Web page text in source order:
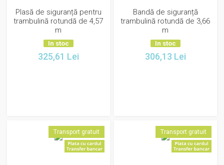
Plasă de siguranță pentru
trambulină rotundă de 4,57
m
In stoc
325,61 Lei
Bandă de siguranță
trambulină rotundă de 3,66
m
In stoc
306,13 Lei
Transport gratuit Transport gratuit